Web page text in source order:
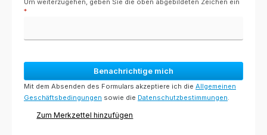
Um weiterzugehen, geben Sie die oben abgebildeten Zeichen ein
*
Benachrichtige mich
Mit dem Absenden des Formulars akzeptiere ich die Allgemeinen
Geschäftsbedingungen sowie die Datenschutzbestimmungen
Zum Merkzettel hinzufügen